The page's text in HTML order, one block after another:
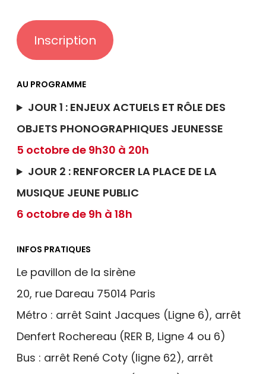
Inscription
AU PROGRAMME
JOUR 1 : ENJEUX ACTUELS ET RÔLE DES
OBJETS PHONOGRAPHIQUES JEUNESSE
5 octobre de 9h30 à 20h
JOUR 2 : RENFORCER LA PLACE DE LA
MUSIQUE JEUNE PUBLIC
6 octobre de 9h à 18h
INFOS PRATIQUES
Le pavillon de la sirène
20, rue Dareau 75014 Paris
Métro : arrêt Saint Jacques (Ligne 6), arrêt
Denfert Rochereau (RER B, Ligne 4 ou 6)
Bus : arrêt René Coty (ligne 62), arrêt